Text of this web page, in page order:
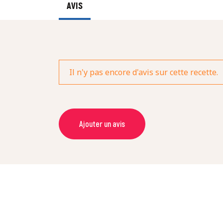
AVIS
Il n'y pas encore d'avis sur cette recette.
Ajouter un avis
NOM *